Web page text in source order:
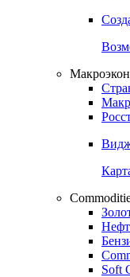
Soft